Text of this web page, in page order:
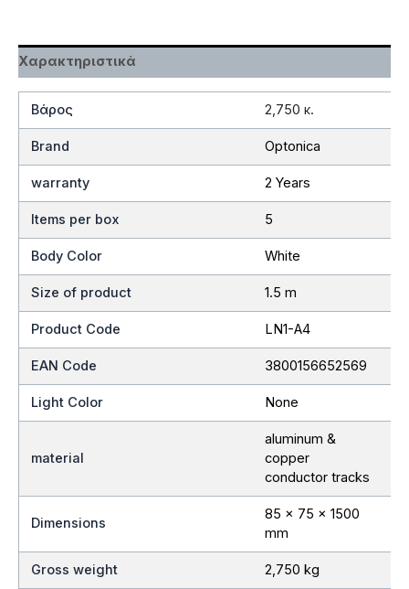
Χαρακτηριστικά
Βάρος 2,750 κ.
Brand Optonica
warranty 2 Years
Items per box 5
Body Color White
Size of product 1.5 m
Product Code LN1-A4
EAN Code 3800156652569
Light Color None
material
aluminum &
copper
conductor tracks
Dimensions
85 x 75 x 1500
mm
Gross weight 2,750 kg